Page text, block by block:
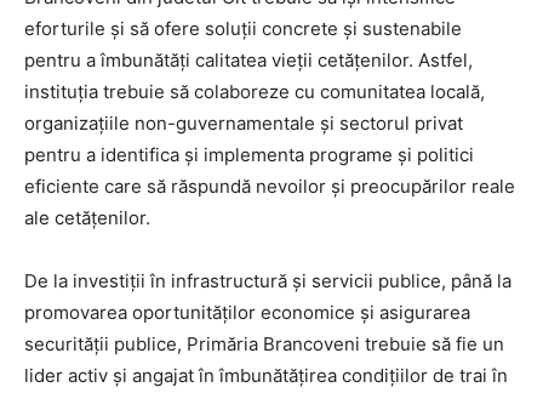
eforturile și să ofere soluții concrete și sustenabile
pentru a îmbunătăți calitatea vieții cetățenilor. Astfel,
instituția trebuie să colaboreze cu comunitatea locală,
organizațiile non-guvernamentale și sectorul privat
pentru a identifica și implementa programe și politici
eficiente care să răspundă nevoilor și preocupărilor reale
ale cetățenilor.
De la investiții în infrastructură și servicii publice, până la
promovarea oportunităților economice și asigurarea
securității publice, Primăria Brancoveni trebuie să fie un
lider activ și angajat în îmbunătățirea condițiilor de trai în